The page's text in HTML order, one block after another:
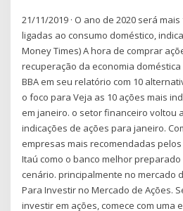
21/11/2019 · O ano de 2020 será
ligadas ao consumo doméstico,
Money Times) A hora de comprar
recuperação da economia
BBA em seu relatório com 10
o foco para Veja as 10 ações mais
em janeiro. o setor financeiro voltou
indicações de ações para janeiro.
empresas mais recomendadas
Itaú como o banco melhor
cenário. principalmente no mercado
Para Investir no Mercado de Ações.
investir em ações, comece com uma